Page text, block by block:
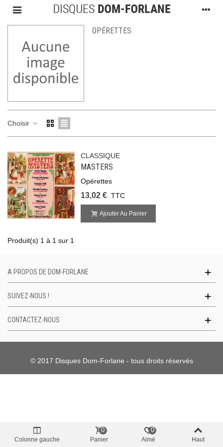
OPÉRETTES
Choisir
CLASSIQUE
MASTERS
Opérettes
13,02 € TTC
Ajouter Au Panier
Produit(s) 1 à 1 sur 1
A PROPOS DE DOM-FORLANE
SUIVEZ-NOUS !
CONTACTEZ-NOUS
© 2017 Disques Dom-Forlane - tous droits réservés
Colonne gauche Panier
0
Aimé
0
Haut